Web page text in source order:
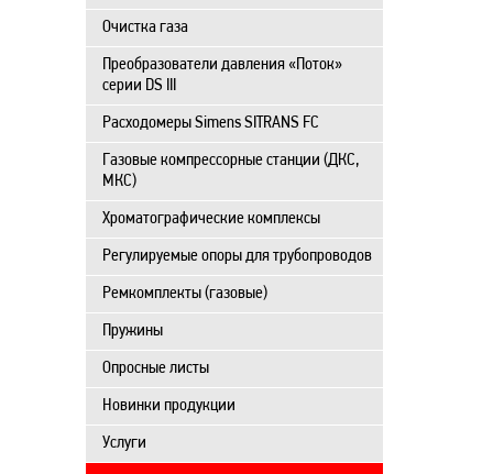
Очистка газа
Преобразователи давления «Поток»
серии DS III
Расходомеры Simens SITRANS FC
Газовые компрессорные станции (ДКС,
МКС)
Хроматографические комплексы
Регулируемые опоры для трубопроводов
Ремкомплекты (газовые)
Пружины
Опросные листы
Новинки продукции
Услуги